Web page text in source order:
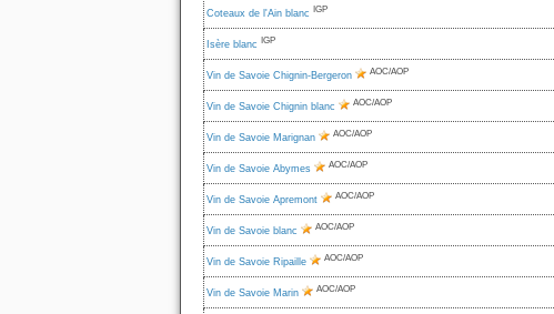
Coteaux de l'Ain blanc IGP
Isère blanc IGP
Vin de Savoie Chignin-Bergeron AOC/AOP
Vin de Savoie Chignin blanc AOC/AOP
Vin de Savoie Marignan AOC/AOP
Vin de Savoie Abymes AOC/AOP
Vin de Savoie Apremont AOC/AOP
Vin de Savoie blanc AOC/AOP
Vin de Savoie Ripaille AOC/AOP
Vin de Savoie Marin AOC/AOP